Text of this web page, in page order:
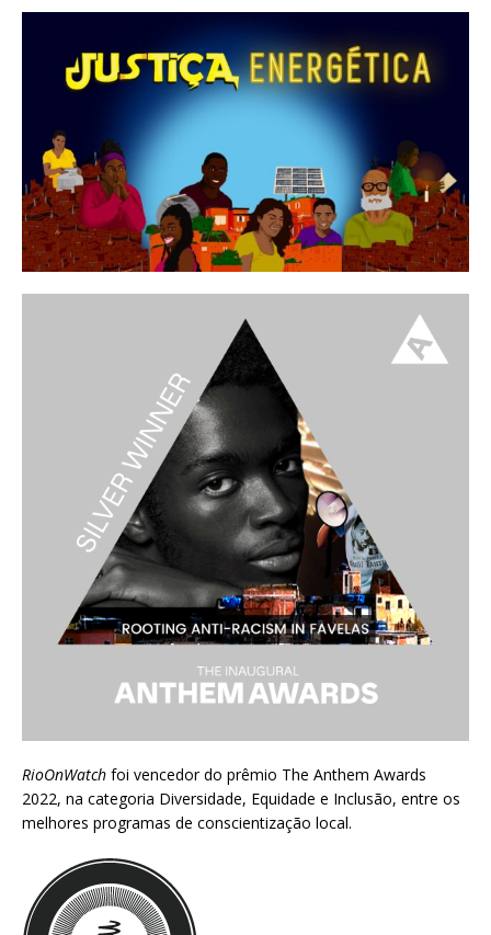
RioOnWatch foi vencedor do prêmio The Anthem Awards
2022, na categoria Diversidade, Equidade e Inclusão, entre os
melhores programas de conscientização local.